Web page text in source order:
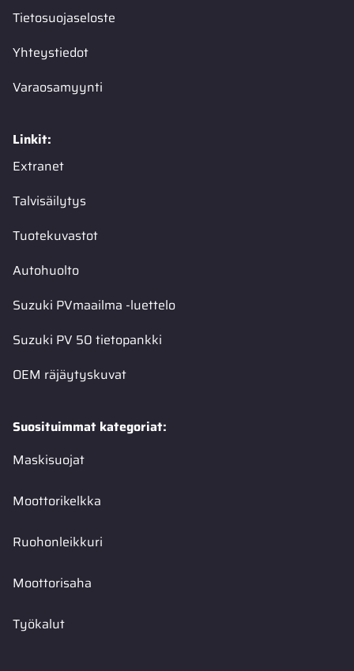
Tietosuojaseloste
Yhteystiedot
Varaosamyynti
Linkit:
Extranet
Talvisäilytys
Tuotekuvastot
Autohuolto
Suzuki PVmaailma -luettelo
Suzuki PV 50 tietopankki
OEM räjäytyskuvat
Suosituimmat kategoriat:
Maskisuojat
Moottorikelkka
Ruohonleikkuri
Moottorisaha
Työkalut